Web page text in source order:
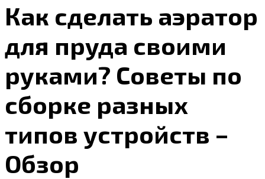
Как сделать аэратор
для пруда своими
руками? Советы по
сборке разных
типов устройств –
Обзор